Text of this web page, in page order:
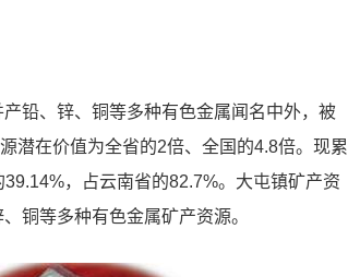
铅、锌、铜等多种有色金属闻名中外，被
潜在价值为全省的2倍、全国的4.8倍。现累
，占云南省的82.7%。大屯镇矿产资
铜等多种有色金属矿产资源。